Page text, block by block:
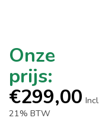
€299,00 Incl.
21% BTW